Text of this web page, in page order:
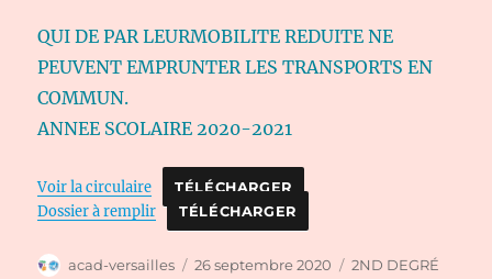
QUI DE PAR LEURMOBILITE REDUITE NE
PEUVENT EMPRUNTER LES TRANSPORTS EN
COMMUN.
ANNEE SCOLAIRE 2020-2021
Voir la circulaire TÉLÉCHARGER
Dossier à remplir TÉLÉCHARGER
Auteur
acad-versailles
Publié
26 septembre 2020 Catégories
2ND DEGRÉ